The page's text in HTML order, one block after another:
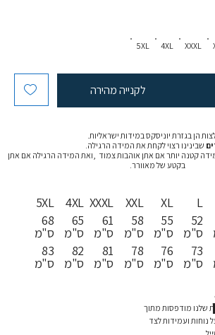
XXXL
4XL
5XL
לקנייה מהירה
הן בגזרת יוניסקס במידות ישראליות.
שבינינו רצוי לקחת את המידה הרגילה.
קטנה יותר אם אתן אוהבות צמוד ,ואת המידה הרגילה אם אתן
בקטע של מאוורר.
5XL
68
ס"מ
83
ס"מ
4XL
65
ס"מ
82
ס"מ
XXXL
61
ס"מ
81
ס"מ
XXL
58
ס"מ
78
ס"מ
XL
55
ס"מ
76
ס"מ
L
52
ס"מ
73
ס"מ
שלנו מודפסות מתוך
ועמידות לצד